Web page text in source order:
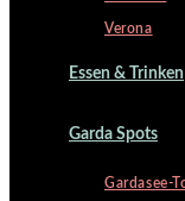
Verona
Essen & Trinken
Garda Spots
Gardasee-